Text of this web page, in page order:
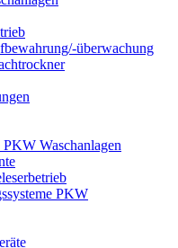
überwachung
Waschanlagen
PKW